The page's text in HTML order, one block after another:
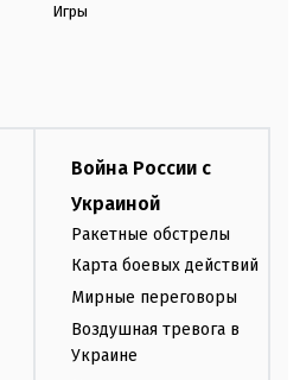
Игры
Война России с
Украиной
Ракетные обстрелы
Карта боевых действий
Мирные переговоры
Воздушная тревога в
Украине